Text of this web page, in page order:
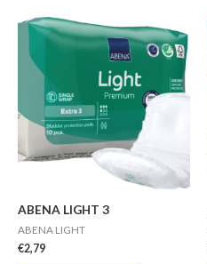
ABENA LIGHT 3
ABENA LIGHT
€2,79